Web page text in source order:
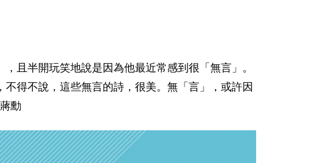
且半開玩笑地說是因為他最近常感到很「無言」。
得不說，這些無言的詩，很美。無「言」，或許因
勳